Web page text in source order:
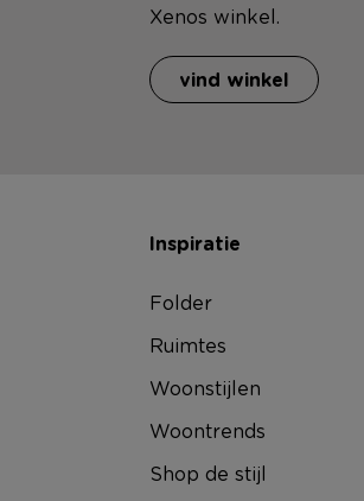
Xenos winkel.
vind winkel
Inspiratie
Folder
Ruimtes
Woonstijlen
Woontrends
Shop de stijl